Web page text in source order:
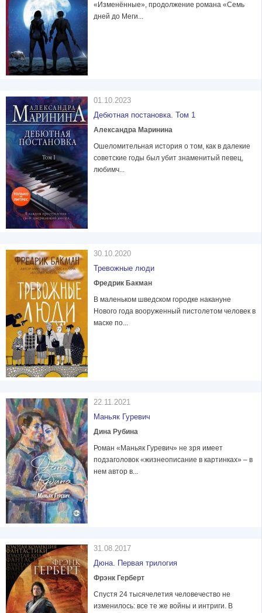
«Изменённые», продолжение романа «Семь
дней до Меги...
01.10.2023
Дебютная постановка. Том 1
Александра Маринина
Ошеломительная история о том, как в далекие
советские годы был убит знаменитый певец,
любимч...
30.10.2020
Тревожные люди
Фредрик Бакман
В маленьком шведском городке накануне
Нового года вооруженный пистолетом человек в
маске по...
22.11.2021
Маньяк Гуревич
Дина Рубина
Роман «Маньяк Гуревич» не зря имеет
подзаголовок «жизнеописание в картинках» – в
нем автор в...
31.08.2017
Дюна. Первая трилогия
Фрэнк Герберт
Спустя 24 тысячелетия человечество не
изменилось: все те же войны и интриги. В